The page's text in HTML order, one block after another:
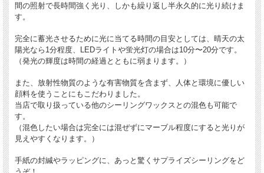
間の照射で長時間強く光り、しかも繰り返し半永久的に光り続けま
す。
完全に蓄光させるために光に当てる時間の目安としては、晴天の太
陽光なら1分程度、LEDライトや蛍光灯の場合は10分〜20分です。
（発光の輝度は時間の経過とともに弱まります。）
また、放射性物質のような有害物質を含まず、人体と環境に優しい
顔料を使うことにもこだわりました。
当店で取り扱っている他のシーリングワックスとの混色も可能で
す。
（混色したい場合は完全には混ぜずにマーブル程度にすると光りが
見えやすくなります。）
手紙の封緘やラッピングに、あっと驚くサプライズシーリングをど